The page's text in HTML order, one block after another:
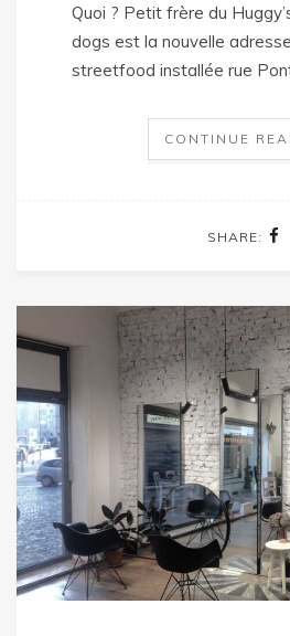
Quoi ? Petit frère du
dogs est la nouvelle
streetfood installée rue Pont
CONTINUE
SHARE: